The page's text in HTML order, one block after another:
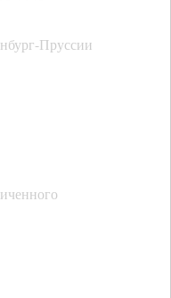
Пруссии